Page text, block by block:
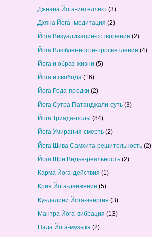
Джнана Йога-интеллект (3)
Дхяна Йога -медитация (2)
Йога Визуализации-сотворение (2)
Йога Влюбленности-просветление (4)
Йога и образ жизни (5)
Йога и свобода (16)
Йога Рода-предки (2)
Йога Сутра Патанджали-суть (3)
Йога Триада-полы (84)
Йога Умирания-смерть (2)
Йога Шива Самхита-решительность (2)
Йога Шри Видья-реальность (2)
Карма Йога-действия (1)
Крия Йога-движение (5)
Кундалини Йога-энергия (3)
Мантра Йога-вибрация (13)
Нада Йога-музыка (2)